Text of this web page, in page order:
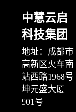
中慧云启
科技集团
地址：成都市
高新区火车南
站西路1968号
坤元盛大厦
901号